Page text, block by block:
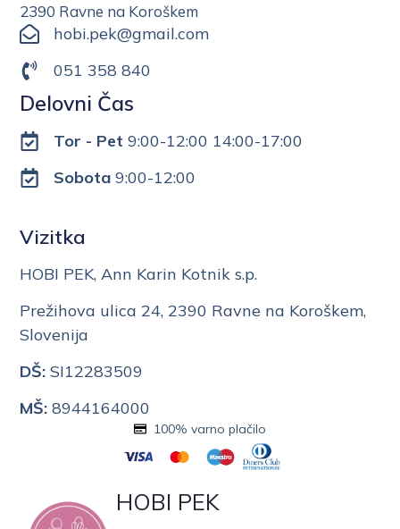
2390 Ravne na Koroškem
hobi.pek@gmail.com
051 358 840
Delovni Čas
Tor - Pet 9:00-12:00 14:00-17:00
Sobota9:00-12:00
Vizitka
HOBI PEK, Ann Karin Kotnik s.p.
Prežihova ulica 24, 2390 Ravne na Koroškem,
Slovenija
DŠ: SI12283509
MŠ: 8944164000
HOBI PEK
100% varno plačilo